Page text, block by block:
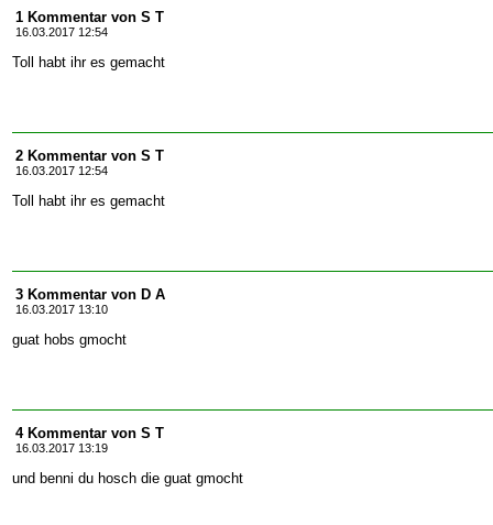
1 Kommentar von S T
16.03.2017 12:54
Toll habt ihr es gemacht
2 Kommentar von S T
16.03.2017 12:54
Toll habt ihr es gemacht
3 Kommentar von D A
16.03.2017 13:10
guat hobs gmocht
4 Kommentar von S T
16.03.2017 13:19
und benni du hosch die guat gmocht